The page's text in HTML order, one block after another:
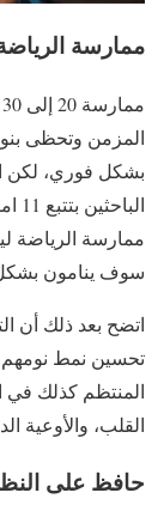
ممارسة
المزمن وتحظى
بشكل فوري، لكن
الباحثين بتتبع 11 امرأة تعاني من
ممارسة الرياضة
سوف ينامون
تحسين نمط نومهم
المنتظم كذلك في
القلب، والأوعية
حافظ على